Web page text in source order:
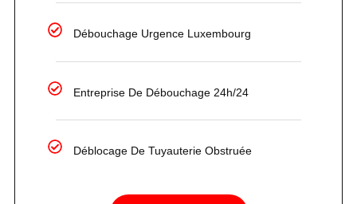
Débouchage Urgence Luxembourg
Entreprise De Débouchage 24h/24
Déblocage De Tuyauterie Obstruée